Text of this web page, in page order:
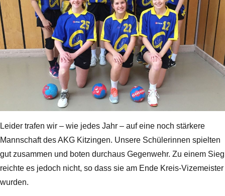
Leider trafen wir – wie jedes Jahr – auf eine noch stärkere
Mannschaft des AKG Kitzingen. Unsere Schülerinnen spielten
gut zusammen und boten durchaus Gegenwehr. Zu einem Sieg
reichte es jedoch nicht, so dass sie am Ende Kreis-Vizemeister
wurden.